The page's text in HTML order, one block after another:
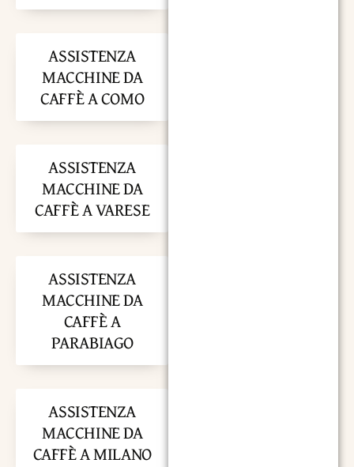
ASSISTENZA
MACCHINE DA
CAFFÈ A COMO
ASSISTENZA
MACCHINE DA
CAFFÈ A VARESE
ASSISTENZA
MACCHINE DA
CAFFÈ A
PARABIAGO
ASSISTENZA
MACCHINE DA
CAFFÈ A MILANO